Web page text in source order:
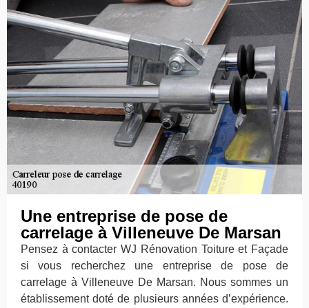
Une entreprise de pose de
carrelage à Villeneuve De Marsan
Pensez à contacter WJ Rénovation Toiture et Façade
si vous recherchez une entreprise de pose de
carrelage à Villeneuve De Marsan. Nous sommes un
établissement doté de plusieurs années d’expérience.